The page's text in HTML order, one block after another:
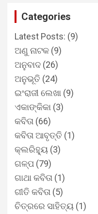
Categories
Latest Posts: (9)
ଅଣୁ ନାଟକ (9)
ଅନୁବାଦ (26)
ଅନୁଭୂତି (24)
ଇଂରାଜୀ ଲେଖା (9)
ଏକାଙ୍କିକା (3)
କବିତା (66)
କବିତା ଆବୃତ୍ତି (1)
କ୍ଲରିହ୍ୟୁ (3)
ଗଳ୍ପ (79)
ଗାଥା କବିତା (1)
ଗୀତି କବିତା (5)
ଚିତ୍ରରେ ସାହିତ୍ୟ (1)